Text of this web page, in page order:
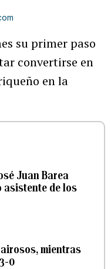
su primer paso
convertirse en
en la
Juan Barea
asistente de los
mientras
0